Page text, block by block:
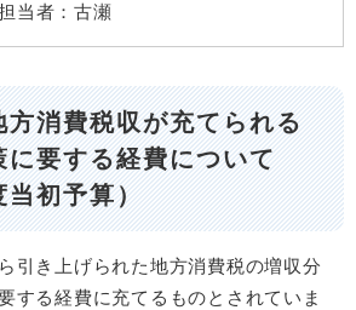
当者： 古瀬
方消費税収が充てられる
に要する経費について
当初予算）
引き上げられた地方消費税の増収分
する経費に充てるものとされていま